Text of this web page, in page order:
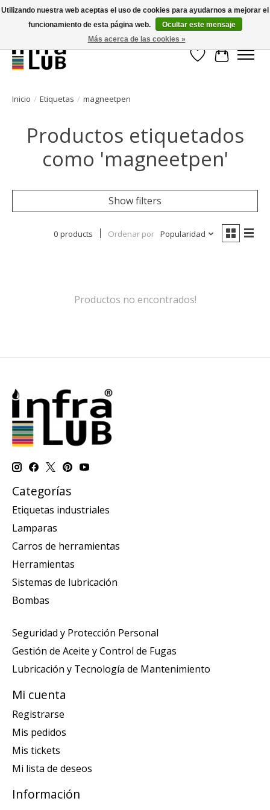
Minder stilstand, meer rendement!
Lista de deseos
Cesta
Inicio / Etiquetas / magneetpen
Productos etiquetados
como 'magneetpen'
Show filters
0 products Ordenar por Popularidad
Productos no encontrados!
Categorías
Etiquetas industriales
Lamparas
Carros de herramientas
Herramientas
Sistemas de lubricación
Bombas
Seguridad y Protección Personal
Gestión de Aceite y Control de Fugas
Lubricación y Tecnología de Mantenimiento
Mi cuenta
Registrarse
Mis pedidos
Mis tickets
Mi lista de deseos
Información
Utilizando nuestra web aceptas el uso de cookies para ayudarnos a mejorar el
funcionamiento de esta página web.
Ocultar este mensaje
Más acerca de las cookies »